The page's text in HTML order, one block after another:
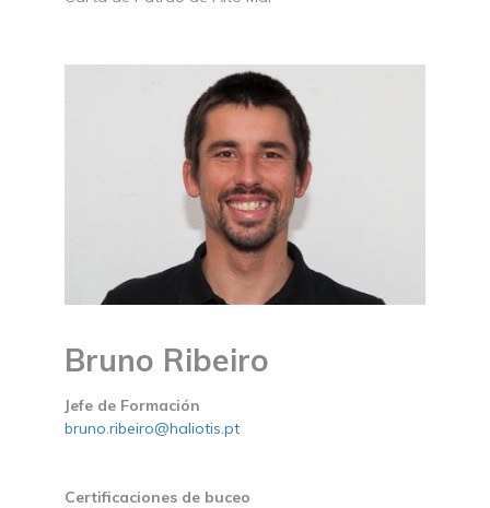
Bruno Ribeiro
Jefe de Formación
bruno.ribeiro@haliotis.pt
Certificaciones de buceo